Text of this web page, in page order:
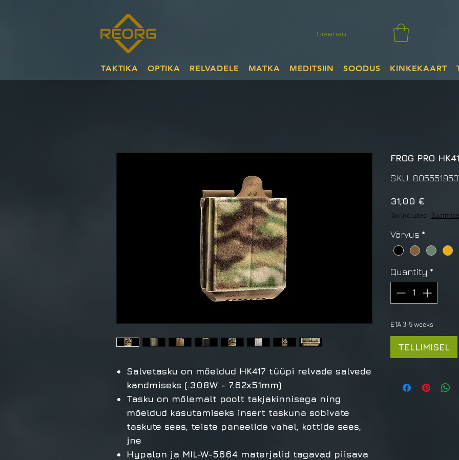
Sisenen
TAKTIKA OPTIKA RELVADELE MATKA MEDITSIIN SOODUS KINKEKAART
Salvetasku on mõeldud HK417 tüüpi relvade salvede
kandmiseks (.308W - 7.62x51mm)
Tasku on mõlemalt poolt takjakinnisega ning
mõeldud kasutamiseks insert taskuna sobivate
taskute sees, teiste paneelide vahel, kottide sees,
jne
Hypalon ja MIL-W-5664 materjalid tagavad piisava
FROG PRO
SKU:
31,00 €
Tax Included
Värvus *
Quantity *
ETA 3-5 weeks
TELLIMISEL